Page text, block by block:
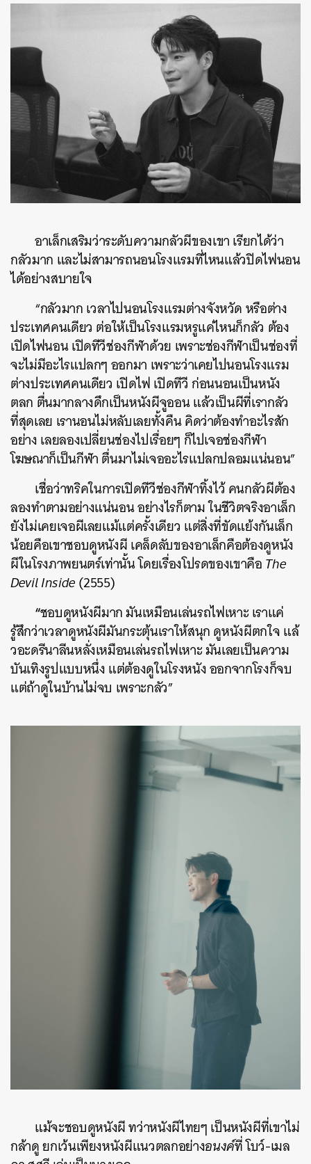
อาเล็กเสริมว่าระดับความกลัวผีของเขา เรียกได้ว่า
กลัวมาก และไม่สามารถนอนโรงแรมที่ไหนแล้วปิดไฟนอน
ได้อย่างสบายใจ
“กลัวมาก เวลาไปนอนโรงแรมต่างจังหวัด หรือต่าง
ประเทศคนเดียว ต่อให้เป็นโรงแรมหรูแค่ไหนก็กลัว ต้อง
เปิดไฟนอน เปิดทีวีช่องกีฬาด้วย เพราะช่องกีฬาเป็นช่องที่
จะไม่มีอะไรแปลกๆ ออกมา เพราะว่าเคยไปนอนโรงแรม
ต่างประเทศคนเดียว เปิดไฟ เปิดทีวี ก่อนนอนเป็นหนัง
ตลก ตื่นมากลางดึกเป็นหนังผีจูออน แล้วเป็นผีที่เรากลัว
ที่สุดเลย เรานอนไม่หลับเลยทั้งคืน คิดว่าต้องทำอะไรสัก
อย่าง เลยลองเปลี่ยนช่องไปเรื่อยๆ ก็ไปเจอช่องกีฬา
โฆษณาก็เป็นกีฬา ตื่นมาไม่เจออะไรแปลกปลอมแน่นอน”
เชื่อว่าทริคในการเปิดทีวีช่องกีฬาทิ้งไว้ คนกลัวผีต้อง
ลองทำตามอย่างแน่นอน อย่างไรก็ตาม ในชีวิตจริงอาเล็ก
ยังไม่เคยเจอผีเลยแม้แต่ครั้งเดียว แต่สิ่งที่ขัดแย้งกันเล็ก
น้อยคือเขาชอบดูหนังผี เคล็ดลับของอาเล็กคือต้องดูหนัง
ผีในโรงภาพยนตร์เท่านั้น โดยเรื่องโปรดของเขาคือThe
Devil Inside(2555)
“ชอบดูหนังผีมาก มันเหมือนเล่นรถไฟเหาะ เราแค่
รู้สึกว่าเวลาดูหนังผีมันกระตุ้นเราให้สนุก ดูหนังผีตกใจ แล้
วอะดรีนาลีนหลั่งเหมือนเล่นรถไฟเหาะ มันเลยเป็นความ
บันเทิงรูปแบบหนึ่ง แต่ต้องดูในโรงหนัง ออกจากโรงก็จบ
แต่ถ้าดูในบ้านไม่จบ เพราะกลัว”
แม้จะชอบดูหนังผี ทว่าหนังผีไทยๆ เป็นหนังผีที่เขาไม่
กล้าดู ยกเว้นเพียงหนังผีแนวตลกอย่างอนงค์ที่ โบว์-เมล
LINE EMAIL